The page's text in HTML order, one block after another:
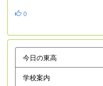
0
今日の東高
学校案内